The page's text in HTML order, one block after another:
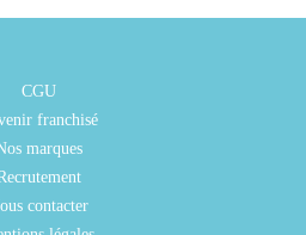
CGU
franchisé
marques
contacter